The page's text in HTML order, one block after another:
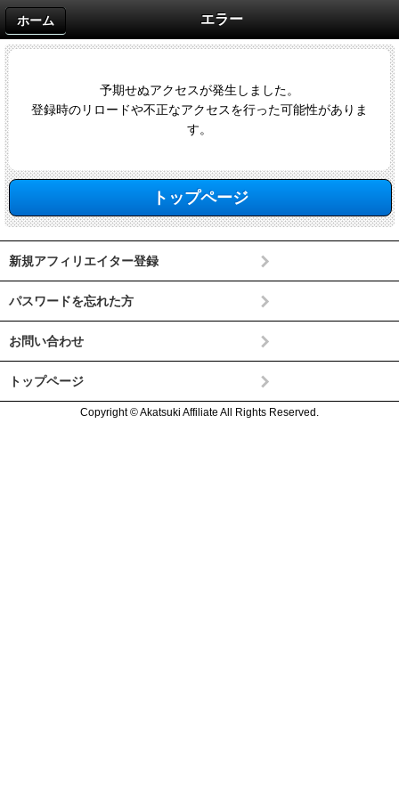
エラー
ホーム
予期せぬアクセスが発生しました。
登録時のリロードや不正なアクセスを行った可能性がありま
す。
トップページ
新規アフィリエイター登録
パスワードを忘れた方
お問い合わせ
トップページ
Copyright © Akatsuki Affiliate All Rights Reserved.